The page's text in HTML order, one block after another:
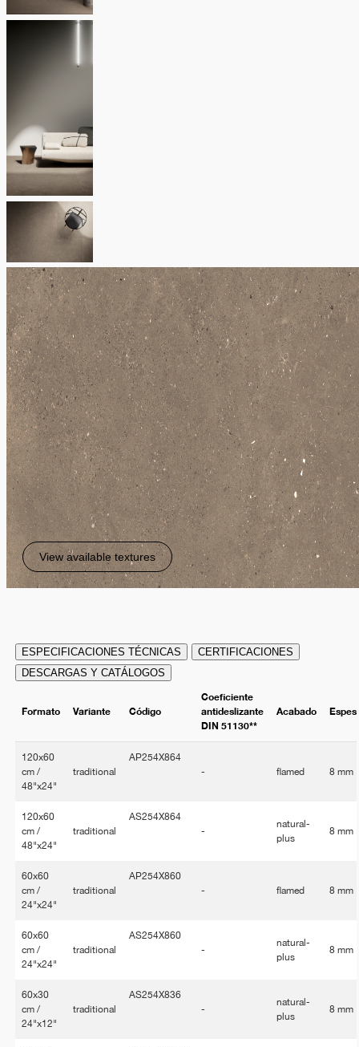
View available textures
ESPECIFICACIONES TÉCNICAS
CERTIFICACIONES
DESCARGAS Y CATÁLOGOS
Formato Variante Código
Coeficiente
antideslizante
DIN 51130**
Acabado
120x60
cm /
48"x24"
traditional
AP254X864
-
flamed 8 mm
120x60
cm /
48"x24"
traditional
AS254X864
-
natural-
plus
8 mm
60x60
cm /
24"x24"
traditional
AP254X860
-
flamed 8 mm
60x60
cm /
24"x24"
traditional
AS254X860
-
natural-
plus
8 mm
60x30
cm /
24"x12"
traditional
AS254X836
-
natural-
plus
8 mm